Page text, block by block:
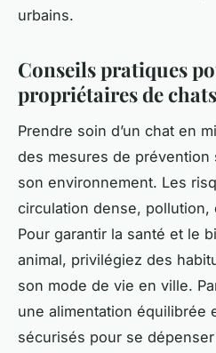
urbains.
Conseils pratiques
propriétaires de
Prendre soin d’un chat en
des mesures de prévention
son environnement. Les
circulation dense, pollution,
Pour garantir la santé et le
animal, privilégiez des
son mode de vie en ville.
une alimentation équilibrée
sécurisés pour se